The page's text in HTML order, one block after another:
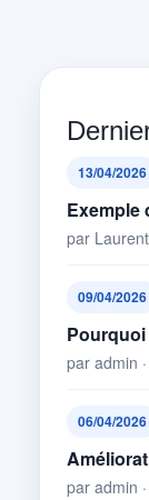
13/04/2026
Exemple
par
09/04/2026
par admin
06/04/2026
par admin